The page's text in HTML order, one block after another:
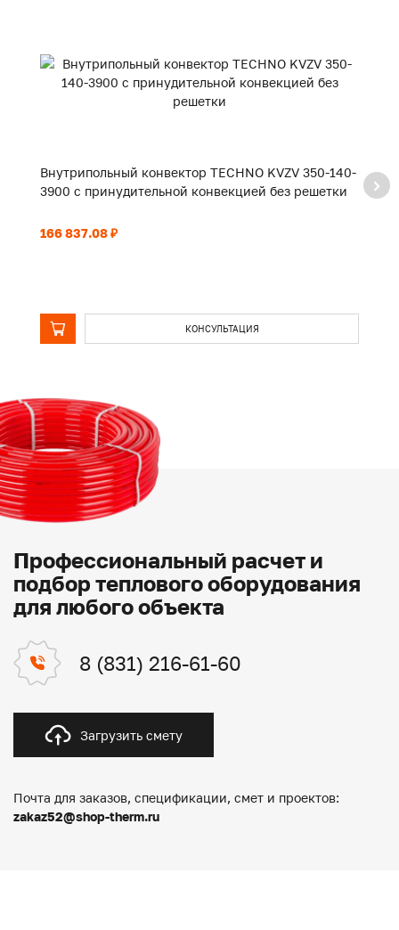
Внутрипольный конвектор TECHNO KVZV 350-140-
3900 с принудительной конвекцией без решетки
166 837.08 ₽
КОНСУЛЬТАЦИЯ
Профессиональный расчет и
подбор теплового оборудования
для любого объекта
8 (831) 216-61-60
Загрузить смету
Почта для заказов, спецификации, смет и проектов:
zakaz52@shop-therm.ru